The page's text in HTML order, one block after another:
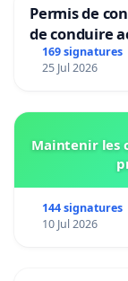
Permis de
de conduire
Bruxelles
169 signatures
25 Jul 2026
Maintenir les
144 signatures
10 Jul 2026